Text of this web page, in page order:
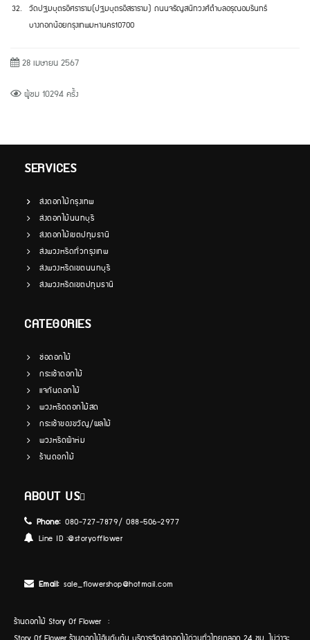
วัดปฐมบุตรอิศราราม(ปฐมบุตรอิสราราม) ถนนจรัญสนิทวงศ์ตำบลอรุณอมรินทร์
บางกอกน้อยกรุงเทพมหานคร10700
28 เมษายน 2567
ผู้ชม 10294 ครั้ง
SERVICES
ส่งดอกไม้กรุงเทพ
ส่งดอกไม้นนทบุรี
ส่งดอกไม้เขตปทุมธานี
ส่งพวงหรีดทั่วกรุงเทพ
ส่งพวงหรีดเขตนนทบุรี
ส่งพวงหรีดเขตปทุมธานี
CATEGORIES
ช่อดอกไม้
กระเช้าดอกไม้
แจกันดอกไม้
พวงหรีดดอกไม้สด
กระเช้าของขวัญ/ผลไม้
พวงหรีดผ้าห่ม
ร้านดอกไม้
ABOUT US
Phone:080-727-7879/ 088-506-2977
Line ID :@storyofflower
Email: sale_flowershop@hotmail.com
ร้านดอกไม้ Story Of Flower :